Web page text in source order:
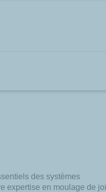
des systèmes
expertise en moulage de